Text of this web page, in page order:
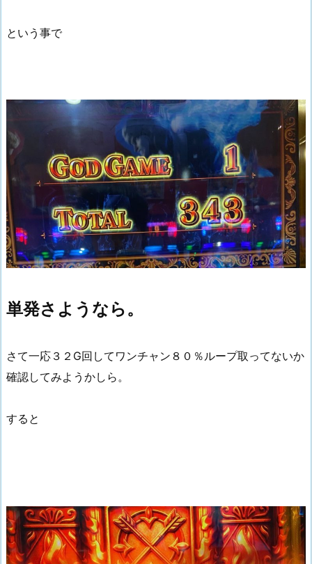
という事で
単発さようなら。
さて一応３２G回してワンチャン８０％ループ取ってないか
確認してみようかしら。
すると